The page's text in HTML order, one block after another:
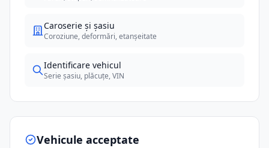
Caroserie și șasiu
Coroziune, deformări, etanșeitate
Identificare vehicul
Serie șasiu, plăcuțe, VIN
Vehicule acceptate